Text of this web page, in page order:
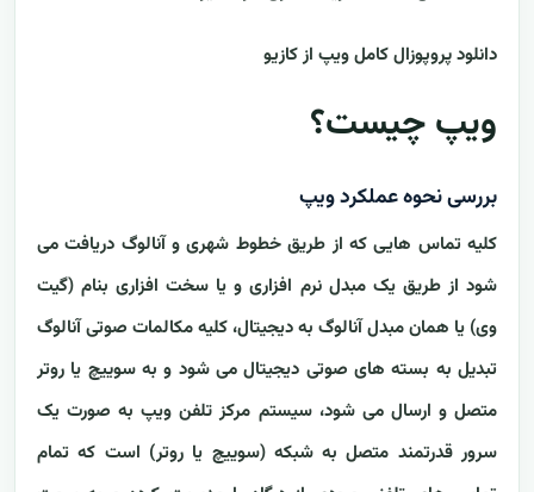
دانلود پروپوزال کامل ویپ از کازیو
ویپ چیست؟
بررسی نحوه عملکرد ویپ
کلیه تماس هایی که از طریق خطوط شهری و آنالوگ دریافت می
شود از طریق یک مبدل نرم افزاری و یا سخت افزاری بنام (گیت
وی) یا همان مبدل آنالوگ به دیجیتال، کلیه مکالمات صوتی آنالوگ
تبدیل به بسته های صوتی دیجیتال می شود و به سوییچ یا روتر
متصل و ارسال می شود، سیستم مرکز تلفن ویپ به صورت یک
سرور قدرتمند متصل به شبکه (سوییچ یا روتر) است که تمام